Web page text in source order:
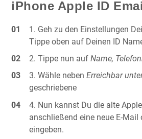
iPhone Apple ID
Geh zu den Einstellungen
Tippe oben auf Deinen ID
Tippe nun aufName,
Wähle nebenErreichbar
geschriebene
Nun kannst Du die alte
anschließend eine neue E-
eingeben.